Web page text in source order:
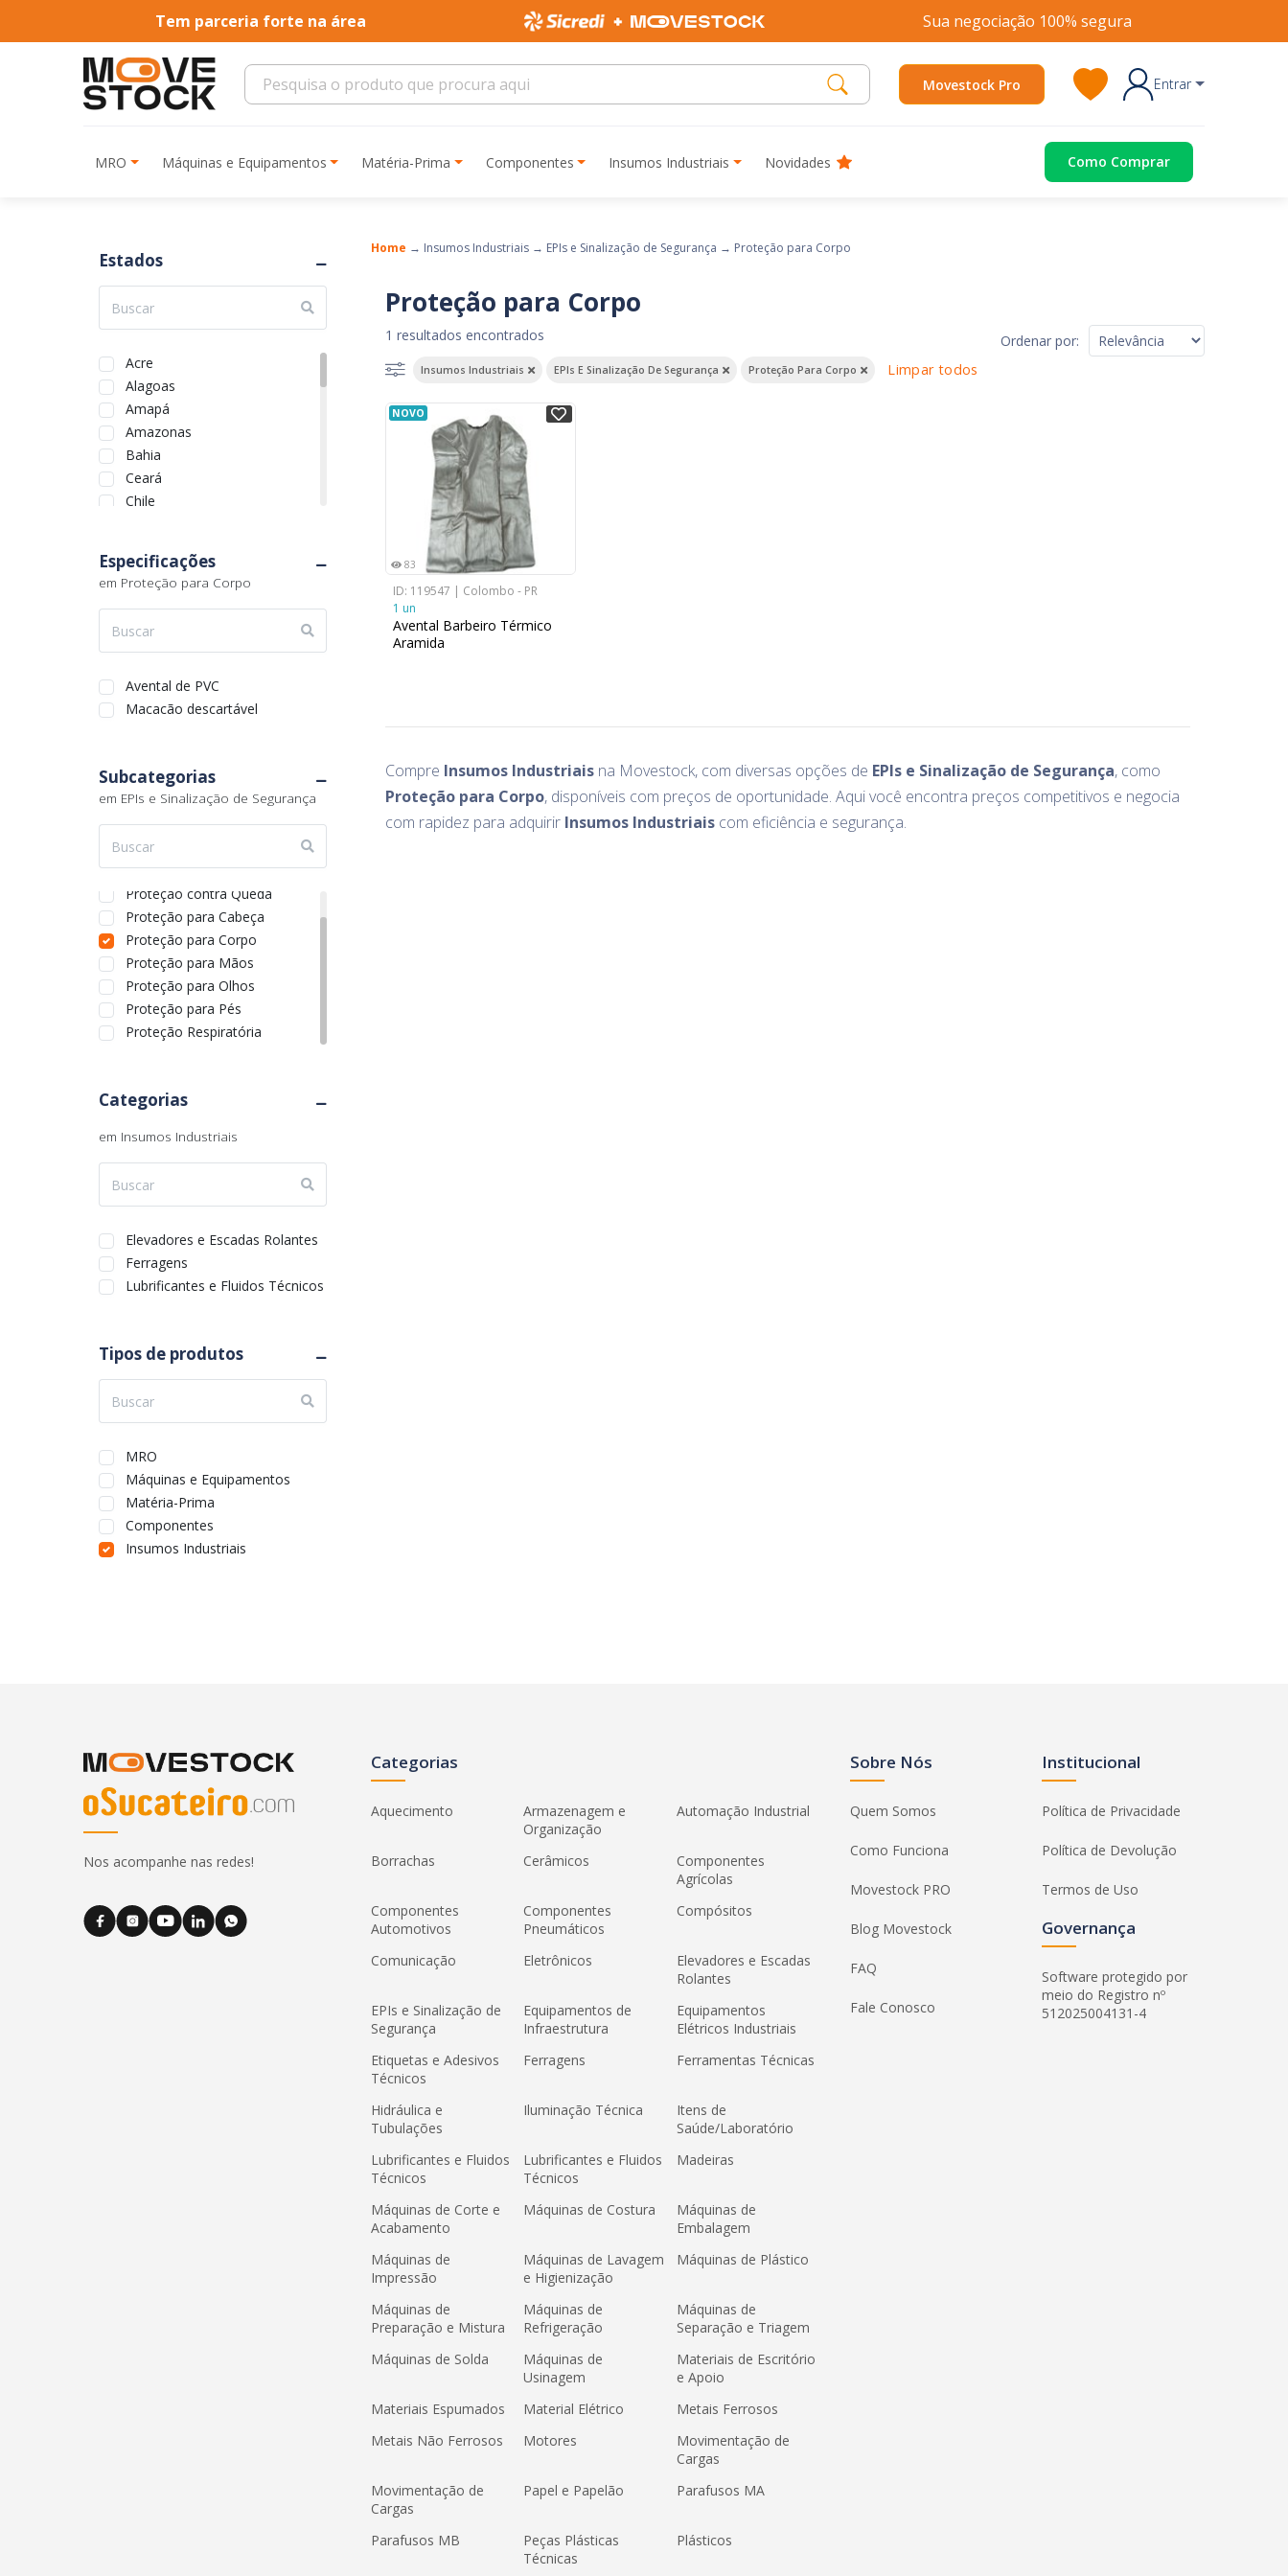
Tem parceria forte na área Sua negociação 100% segura
Movestock Pro Entrar
MRO Máquinas e Equipamentos Matéria-Prima Componentes Insumos Industriais Novidades Como Comprar
Tipos de produtos
MRO
Máquinas e Equipamentos
Matéria-Prima
Componentes
Insumos Industriais
Estados
Acre
Alagoas
Amapá
Amazonas
Bahia
Ceará
Chile
Goiás
Maranhão
Mato Grosso
Mato Grosso do Sul
Pará
Paraíba
Piauí
Quebec
Rio de Janeiro
Rio Grande do Norte
Rio Grande do Sul
Rondônia
Roraima
Santa Catarina
São Paulo
Sergipe
Tocantins
Categorias
em Insumos Industriais
Elevadores e Escadas Rolantes
Ferragens
Lubrificantes e Fluidos Técnicos
Subcategorias
em EPIs e Sinalização de Segurança
Proteção Auditiva
Proteção contra Queda
Proteção para Cabeça
Proteção para Corpo
Proteção para Mãos
Proteção para Olhos
Proteção para Pés
Proteção Respiratória
Especificações
em Proteção para Corpo
Avental de PVC
Macacão descartável
Home → Insumos Industriais → EPIs e Sinalização de Segurança → Proteção para Corpo
Proteção para Corpo
1 resultados encontrados Ordenar por:
Insumos Industriais EPIs E Sinalização De Segurança Proteção Para Corpo Limpar todos
NOVO
83
ID: 119547 | Colombo - PR
1 un
Avental Barbeiro Térmico
Aramida
Compre Insumos Industriais na Movestock, com diversas opções de EPIs e Sinalização de Segurança, como
Proteção para Corpo, disponíveis com preços de oportunidade. Aqui você encontra preços competitivos e negocia
com rapidez para adquirir Insumos Industriais com eficiência e segurança.
Nos acompanhe nas redes!
Categorias
Aquecimento
Armazenagem e
Organização
Automação Industrial
Borrachas Cerâmicos
Componentes
Agrícolas
Componentes
Automotivos
Componentes
Pneumáticos
Compósitos
Comunicação Eletrônicos
Elevadores e Escadas
Rolantes
EPIs e Sinalização de
Segurança
Equipamentos de
Infraestrutura
Equipamentos
Elétricos Industriais
Etiquetas e Adesivos
Técnicos
Ferragens Ferramentas Técnicas
Hidráulica e
Tubulações
Iluminação Técnica
Itens de
Saúde/Laboratório
Lubrificantes e Fluidos
Técnicos
Lubrificantes e Fluidos
Técnicos
Madeiras
Máquinas de Corte e
Acabamento
Máquinas de Costura
Máquinas de
Embalagem
Máquinas de
Impressão
Máquinas de Lavagem
e Higienização
Máquinas de Plástico
Máquinas de
Preparação e Mistura
Máquinas de
Refrigeração
Máquinas de
Separação e Triagem
Máquinas de Solda
Máquinas de
Usinagem
Materiais de Escritório
e Apoio
Materiais Espumados
Material Elétrico
Metais Ferrosos
Metais Não Ferrosos
Motores
Movimentação de
Cargas
Movimentação de
Cargas
Papel e Papelão Parafusos MA
Parafusos MB
Peças Plásticas
Técnicas
Plásticos
Sobre Nós
Quem Somos
Como Funciona
Movestock PRO
Blog Movestock
FAQ
Fale Conosco
Institucional
Política de Privacidade
Política de Devolução
Termos de Uso
Governança
Software protegido por
meio do Registro nº
512025004131-4